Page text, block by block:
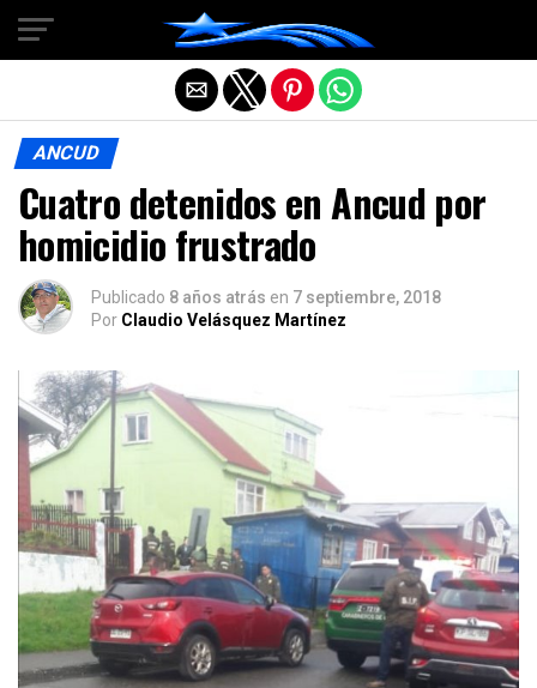
ANCUD
Cuatro detenidos en Ancud por
homicidio frustrado
Publicado 8 años atrás en 7 septiembre, 2018
Por Claudio Velásquez Martínez
Salir de la versión móvil